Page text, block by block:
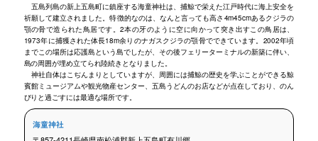
五島列島の新上五島町に鎮座する海童神社は、捕鯨で栄えた江戸時代に海上安全を
祈願して建立されました。特徴的なのは、なんと言っても高さ4m45cmあるクジラの
顎の骨で造られた鳥居です。2本の牙のように空に向かって突き出すこの鳥居は、
1973年に捕獲された体長18m余りのナガスクジラの顎骨でできています。2002年頃
までこの場所は応護島という島でしたが、その後フェリーターミナルの新築に伴い、
島の周囲が埋め立てられ陸続きとなりました。
神社自体はこぢんまりとしていますが、周囲には捕鯨の歴史を学ぶことができる鯨
賓館ミュージアムや観光物産センター、五島うどんのお店などが点在しており、のん
びりと過ごすには最適な場所です。
海童神社